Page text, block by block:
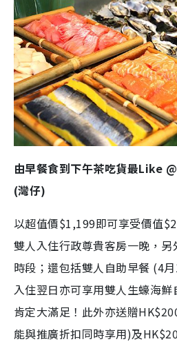
由早餐食到下午茶吃貨最Like
(灣仔)
以超值價$1,199即可享受價值
雙人入住行政尊貴客房一晚，
時段；還包括雙人自助早餐 (4
入住翌日亦可享用雙人生蠔海
肯定大滿足！此外亦送贈
能與推廣折扣同時享用)及